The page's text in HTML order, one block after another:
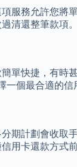
服務允許您
清還整筆款項。
單快捷，有時
個最合適的信
期計劃會收
用卡還款方式